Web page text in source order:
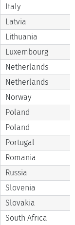
Italy
Latvia
Lithuania
Luxembourg
Netherlands
Netherlands
Norway
Poland
Poland
Portugal
Romania
Russia
Slovenia
Slovakia
South Africa